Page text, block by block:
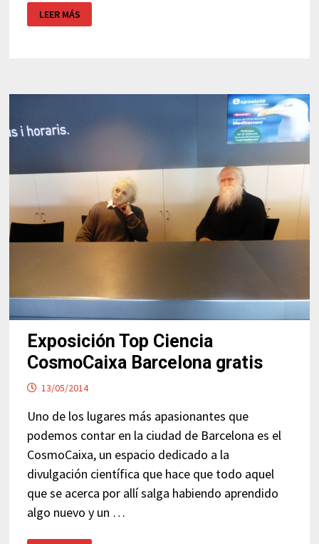
SPUTNIK:
EXPOSICIÓN
COSMOCAIXA
LEER MÁS
Exposición Top Ciencia
CosmoCaixa Barcelona gratis
13/05/2014
Uno de los lugares más apasionantes que
podemos contar en la ciudad de Barcelona es el
CosmoCaixa, un espacio dedicado a la
divulgación científica que hace que todo aquel
que se acerca por allí salga habiendo aprendido
algo nuevo y un …